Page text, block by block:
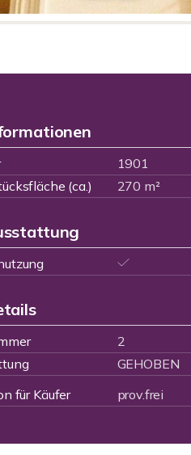
1901
(ca.)
270 m²
2
GEHOBEN
für Käufer
prov.frei